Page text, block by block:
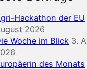
Hackathon der EU
2026
Woche im Blick 3.
des Monats